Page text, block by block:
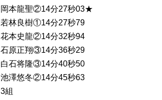
岡本龍聖②14分27秒03★
若林良樹①14分27秒79
花本史龍②14分32秒94
石原正翔③14分36秒29
白石将隆③14分40秒50
池澤悠冬②14分45秒63
3組